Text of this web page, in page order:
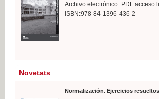
Archivo electrónico. PDF acceso
ISBN:978-84-1396-436-2
Novetats
Normalización. Ejercicios